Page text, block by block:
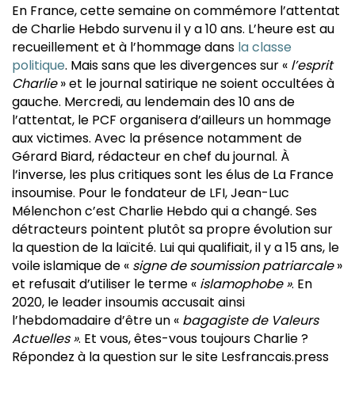
En France, cette semaine on commémore l’attentat
de Charlie Hebdo survenu il y a 10 ans. L’heure est au
recueillement et à l’hommage dans la classe
politique. Mais sans que les divergences sur « l’esprit
Charlie» et le journal satirique ne soient occultées à
gauche. Mercredi, au lendemain des 10 ans de
l’attentat, le PCF organisera d’ailleurs un hommage
aux victimes. Avec la présence notamment de
Gérard Biard, rédacteur en chef du journal. À
l’inverse, les plus critiques sont les élus de La France
insoumise. Pour le fondateur de LFI, Jean-Luc
Mélenchon c’est Charlie Hebdo qui a changé. Ses
détracteurs pointent plutôt sa propre évolution sur
la question de la laïcité. Lui qui qualifiait, il y a 15 ans, le
voile islamique de « signe de soumission patriarcale»
et refusait d’utiliser le terme « islamophobe ». En
2020, le leader insoumis accusait ainsi
l’hebdomadaire d’être un « bagagiste de Valeurs
Actuelles ». Et vous, êtes-vous toujours Charlie ?
Répondez à la question sur le site Lesfrancais.press